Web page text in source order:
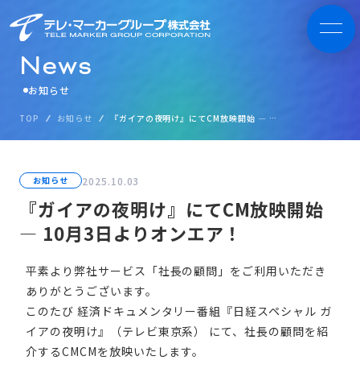
News
お知らせ
TOP お知らせ 『ガイアの夜明け』にてCM放映開始 ― 10月3日よりオンエア！
お知らせ 2025.10.03
『ガイアの夜明け』にてCM放映開始
― 10月3日よりオンエア！
平素より弊社サービス「社長の顧問」をご利用いただき
ありがとうございます。
このたび 経済ドキュメンタリー番組『日経スペシャル ガ
イアの夜明け』（テレビ東京系） にて、社長の顧問を紹
介するCMCMを放映いたします。